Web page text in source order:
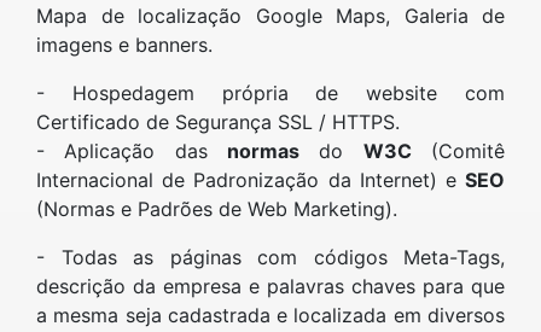
Mapa de localização Google Maps, Galeria de
imagens e banners.
- Hospedagem própria de website com
Certificado de Segurança SSL / HTTPS.
- Aplicação das normas do W3C(Comitê
Internacional de Padronização da Internet) e SEO
(Normas e Padrões de Web Marketing).
- Todas as páginas com códigos Meta-Tags,
descrição da empresa e palavras chaves para que
a mesma seja cadastrada e localizada em diversos